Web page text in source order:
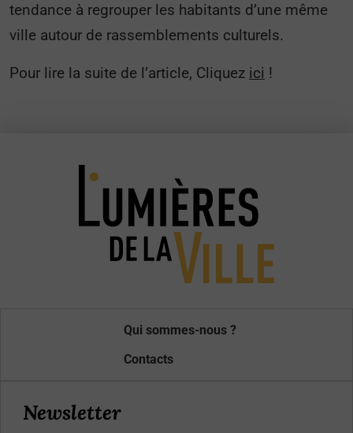
tendance à regrouper les habitants d’une même
ville autour de rassemblements culturels.
Pour lire la suite de l’article, Cliquez ici !
Qui sommes-nous ?
Contacts
Newsletter